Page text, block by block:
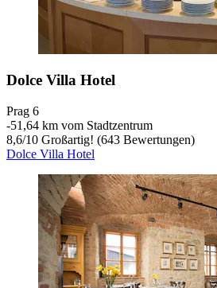
Dolce Villa Hotel
Prag 6
‐51,64 km vom Stadtzentrum
8,6/10 Großartig! (643 Bewertungen)
Dolce Villa Hotel